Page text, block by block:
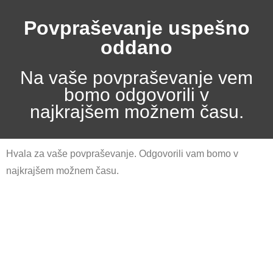
Povpraševanje uspešno
oddano
Na vaše povpraševanje vem
bomo odgovorili v
najkrajšem možnem času.
Hvala za vaše povpraševanje. Odgovorili vam bomo v
najkrajšem možnem času.